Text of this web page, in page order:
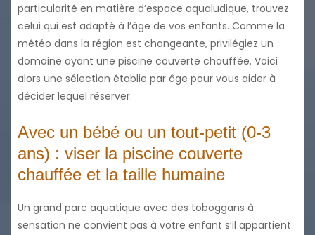
particularité en matière d’espace aqualudique, trouvez
celui qui est adapté à l’âge de vos enfants. Comme la
météo dans la région est changeante, privilégiez un
domaine ayant une piscine couverte chauffée. Voici
alors une sélection établie par âge pour vous aider à
décider lequel réserver.
Avec un bébé ou un tout-petit (0-3
ans) : viser la piscine couverte
chauffée et la taille humaine
Un grand parc aquatique avec des toboggans à
sensation ne convient pas à votre enfant s’il appartient